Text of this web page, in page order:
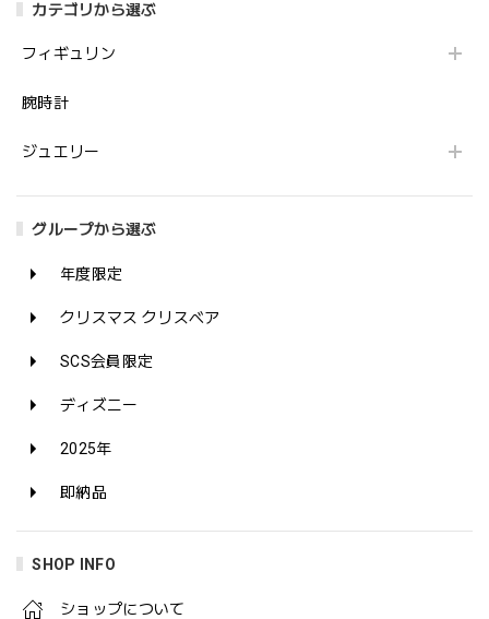
カテゴリから選ぶ
フィギュリン
腕時計
ジュエリー
グループから選ぶ
年度限定
クリスマス クリスベア
SCS会員限定
ディズニー
2025年
即納品
SHOP INFO
ショップについて